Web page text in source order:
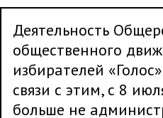
Деятельность
общественного
избирателей
связи с этим, с 8
больше не